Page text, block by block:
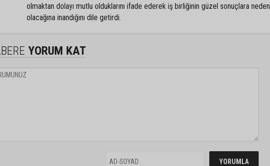
olmaktan dolayı mutlu olduklarını ifade ederek iş birliğinin güzel sonuçlara neden
olacağına inandığını dile getirdi.
YORUM KAT